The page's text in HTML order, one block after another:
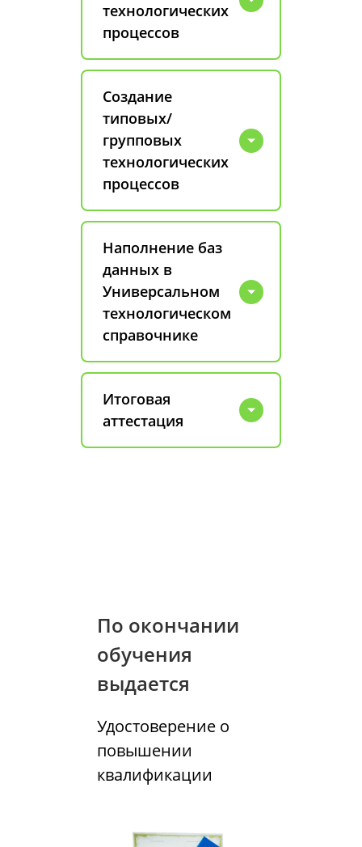
технологических
процессов
Создание
типовых/
групповых
технологических
процессов
Наполнение баз
данных в
Универсальном
технологическом
справочнике
Итоговая
аттестация
По окончании
обучения
выдается
Удостоверение о
повышении
квалификации